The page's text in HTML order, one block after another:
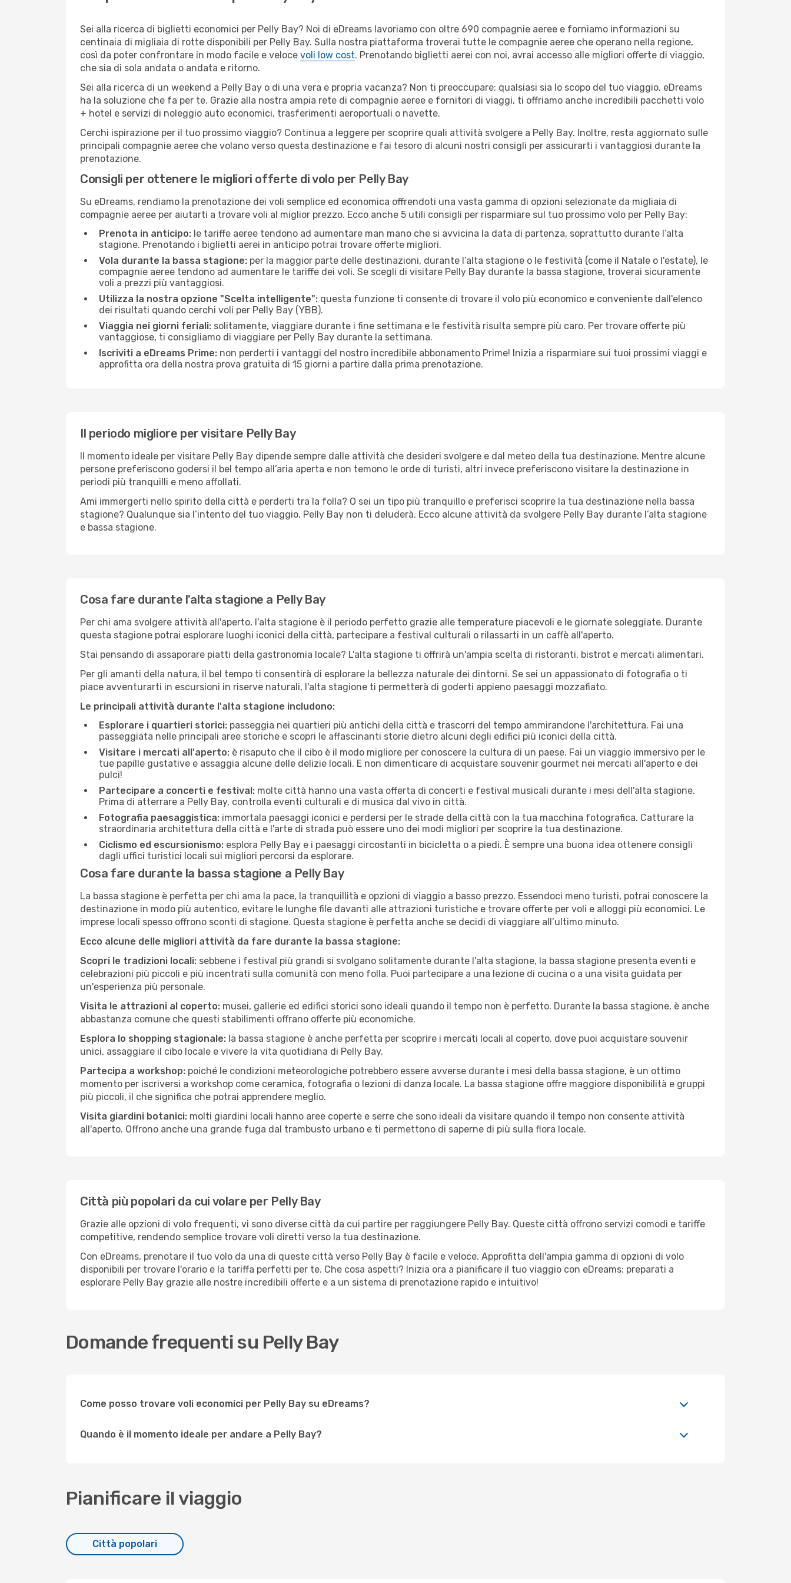
Sei alla ricerca di biglietti economici per Pelly Bay? Noi di eDreams lavoriamo con oltre 690 compagnie aeree e forniamo informazioni su
centinaia di migliaia di rotte disponibili per Pelly Bay. Sulla nostra piattaforma troverai tutte le compagnie aeree che operano nella regione,
così da poter confrontare in modo facile e veloce voli low cost. Prenotando biglietti aerei con noi, avrai accesso alle migliori offerte di viaggio,
che sia di sola andata o andata e ritorno.
Sei alla ricerca di un weekend a Pelly Bay o di una vera e propria vacanza? Non ti preoccupare: qualsiasi sia lo scopo del tuo viaggio, eDreams
ha la soluzione che fa per te. Grazie alla nostra ampia rete di compagnie aeree e fornitori di viaggi, ti offriamo anche incredibili pacchetti volo
+ hotel e servizi di noleggio auto economici, trasferimenti aeroportuali o navette.
Cerchi ispirazione per il tuo prossimo viaggio? Continua a leggere per scoprire quali attività svolgere a Pelly Bay. Inoltre, resta aggiornato sulle
principali compagnie aeree che volano verso questa destinazione e fai tesoro di alcuni nostri consigli per assicurarti i vantaggiosi durante la
prenotazione.
Consigli per ottenere le migliori offerte di volo per Pelly Bay
Su eDreams, rendiamo la prenotazione dei voli semplice ed economica offrendoti una vasta gamma di opzioni selezionate da migliaia di
compagnie aeree per aiutarti a trovare voli al miglior prezzo. Ecco anche 5 utili consigli per risparmiare sul tuo prossimo volo per Pelly Bay:
Prenota in anticipo: le tariffe aeree tendono ad aumentare man mano che si avvicina la data di partenza, soprattutto durante l’alta
stagione. Prenotando i biglietti aerei in anticipo potrai trovare offerte migliori.
Vola durante la bassa stagione: per la maggior parte delle destinazioni, durante l’alta stagione o le festività (come il Natale o l'estate), le
compagnie aeree tendono ad aumentare le tariffe dei voli. Se scegli di visitare Pelly Bay durante la bassa stagione, troverai sicuramente
voli a prezzi più vantaggiosi.
Utilizza la nostra opzione "Scelta intelligente": questa funzione ti consente di trovare il volo più economico e conveniente dall'elenco
dei risultati quando cerchi voli per Pelly Bay (YBB).
Viaggia nei giorni feriali: solitamente, viaggiare durante i fine settimana e le festività risulta sempre più caro. Per trovare offerte più
vantaggiose, ti consigliamo di viaggiare per Pelly Bay durante la settimana.
Iscriviti a eDreams Prime: non perderti i vantaggi del nostro incredibile abbonamento Prime! Inizia a risparmiare sui tuoi prossimi viaggi e
approfitta ora della nostra prova gratuita di 15 giorni a partire dalla prima prenotazione.
Il periodo migliore per visitare Pelly Bay
Il momento ideale per visitare Pelly Bay dipende sempre dalle attività che desideri svolgere e dal meteo della tua destinazione. Mentre alcune
persone preferiscono godersi il bel tempo all’aria aperta e non temono le orde di turisti, altri invece preferiscono visitare la destinazione in
periodi più tranquilli e meno affollati.
Ami immergerti nello spirito della città e perderti tra la folla? O sei un tipo più tranquillo e preferisci scoprire la tua destinazione nella bassa
stagione? Qualunque sia l’intento del tuo viaggio, Pelly Bay non ti deluderà. Ecco alcune attività da svolgere Pelly Bay durante l’alta stagione
e bassa stagione.
Cosa fare durante l'alta stagione a Pelly Bay
Per chi ama svolgere attività all'aperto, l'alta stagione è il periodo perfetto grazie alle temperature piacevoli e le giornate soleggiate. Durante
questa stagione potrai esplorare luoghi iconici della città, partecipare a festival culturali o rilassarti in un caffè all'aperto.
Stai pensando di assaporare piatti della gastronomia locale? L'alta stagione ti offrirà un'ampia scelta di ristoranti, bistrot e mercati alimentari.
Per gli amanti della natura, il bel tempo ti consentirà di esplorare la bellezza naturale dei dintorni. Se sei un appassionato di fotografia o ti
piace avventurarti in escursioni in riserve naturali, l'alta stagione ti permetterà di goderti appieno paesaggi mozzafiato.
Le principali attività durante l'alta stagione includono:
Esplorare i quartieri storici: passeggia nei quartieri più antichi della città e trascorri del tempo ammirandone l'architettura. Fai una
passeggiata nelle principali aree storiche e scopri le affascinanti storie dietro alcuni degli edifici più iconici della città.
Visitare i mercati all'aperto: è risaputo che il cibo è il modo migliore per conoscere la cultura di un paese. Fai un viaggio immersivo per le
tue papille gustative e assaggia alcune delle delizie locali. E non dimenticare di acquistare souvenir gourmet nei mercati all'aperto e dei
pulci!
Partecipare a concerti e festival: molte città hanno una vasta offerta di concerti e festival musicali durante i mesi dell'alta stagione.
Prima di atterrare a Pelly Bay, controlla eventi culturali e di musica dal vivo in città.
Fotografia paesaggistica: immortala paesaggi iconici e perdersi per le strade della città con la tua macchina fotografica. Catturare la
straordinaria architettura della città e l'arte di strada può essere uno dei modi migliori per scoprire la tua destinazione.
Ciclismo ed escursionismo: esplora Pelly Bay e i paesaggi circostanti in bicicletta o a piedi. È sempre una buona idea ottenere consigli
dagli uffici turistici locali sui migliori percorsi da esplorare.
Cosa fare durante la bassa stagione a Pelly Bay
La bassa stagione è perfetta per chi ama la pace, la tranquillità e opzioni di viaggio a basso prezzo. Essendoci meno turisti, potrai conoscere la
destinazione in modo più autentico, evitare le lunghe file davanti alle attrazioni turistiche e trovare offerte per voli e alloggi più economici. Le
imprese locali spesso offrono sconti di stagione. Questa stagione è perfetta anche se decidi di viaggiare all’ultimo minuto.
Ecco alcune delle migliori attività da fare durante la bassa stagione:
Scopri le tradizioni locali: sebbene i festival più grandi si svolgano solitamente durante l'alta stagione, la bassa stagione presenta eventi e
celebrazioni più piccoli e più incentrati sulla comunità con meno folla. Puoi partecipare a una lezione di cucina o a una visita guidata per
un'esperienza più personale.
Visita le attrazioni al coperto: musei, gallerie ed edifici storici sono ideali quando il tempo non è perfetto. Durante la bassa stagione, è anche
abbastanza comune che questi stabilimenti offrano offerte più economiche.
Esplora lo shopping stagionale: la bassa stagione è anche perfetta per scoprire i mercati locali al coperto, dove puoi acquistare souvenir
unici, assaggiare il cibo locale e vivere la vita quotidiana di Pelly Bay.
Partecipa a workshop: poiché le condizioni meteorologiche potrebbero essere avverse durante i mesi della bassa stagione, è un ottimo
momento per iscriversi a workshop come ceramica, fotografia o lezioni di danza locale. La bassa stagione offre maggiore disponibilità e gruppi
più piccoli, il che significa che potrai apprendere meglio.
Visita giardini botanici: molti giardini locali hanno aree coperte e serre che sono ideali da visitare quando il tempo non consente attività
all'aperto. Offrono anche una grande fuga dal trambusto urbano e ti permettono di saperne di più sulla flora locale.
Città più popolari da cui volare per Pelly Bay
Grazie alle opzioni di volo frequenti, vi sono diverse città da cui partire per raggiungere Pelly Bay. Queste città offrono servizi comodi e tariffe
competitive, rendendo semplice trovare voli diretti verso la tua destinazione.
Con eDreams, prenotare il tuo volo da una di queste città verso Pelly Bay è facile e veloce. Approfitta dell'ampia gamma di opzioni di volo
disponibili per trovare l'orario e la tariffa perfetti per te. Che cosa aspetti? Inizia ora a pianificare il tuo viaggio con eDreams: preparati a
esplorare Pelly Bay grazie alle nostre incredibili offerte e a un sistema di prenotazione rapido e intuitivo!
Domande frequenti su Pelly Bay
Come posso trovare voli economici per Pelly Bay su eDreams?
Quando è il momento ideale per andare a Pelly Bay?
Pianificare il viaggio
Città popolari